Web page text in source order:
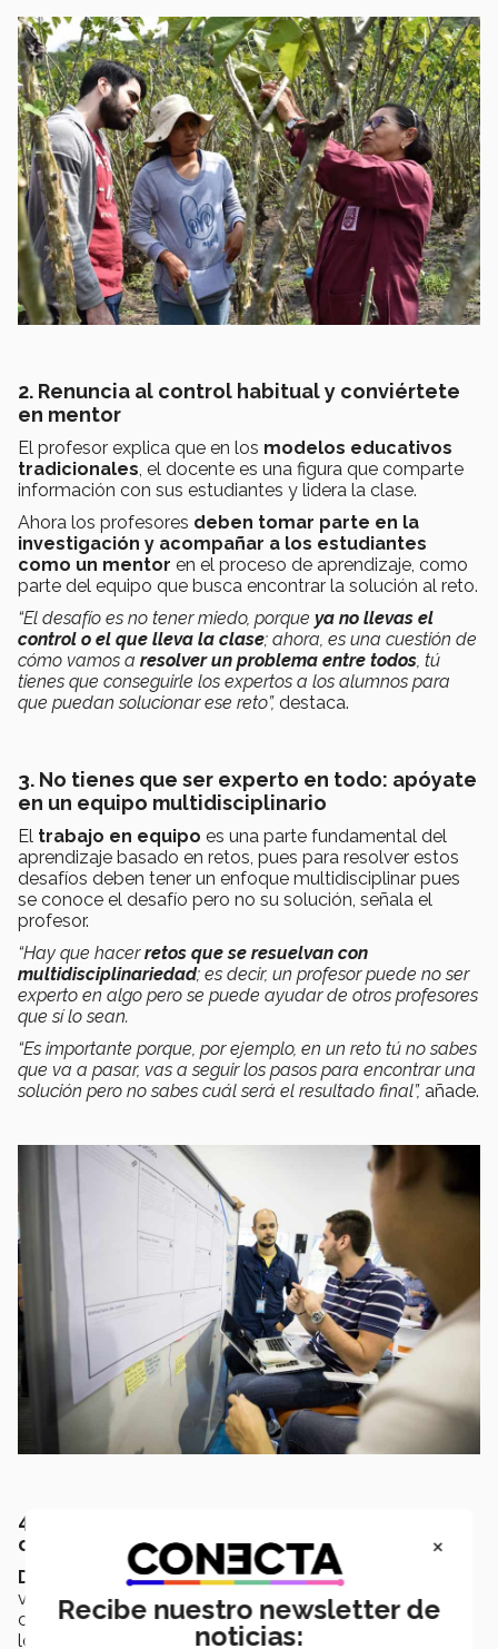
2. Renuncia al control habitual y conviértete
en mentor
El profesor explica que en los modelos educativos
tradicionales, el docente es una figura que comparte
información con sus estudiantes y lidera la clase.
Ahora los profesores deben tomar parte en la
investigación y acompañar a los estudiantes
como un mentor en el proceso de aprendizaje, como
parte del equipo que busca encontrar la solución al reto.
“El desafío es no tener miedo, porque ya no llevas el
control o el que lleva la clase; ahora, es una cuestión de
cómo vamos a resolver un problema entre todos, tú
tienes que conseguirle los expertos a los alumnos para
que puedan solucionar ese reto”, destaca.
3. No tienes que ser experto en todo: apóyate
en un equipo multidisciplinario
El trabajo en equipo es una parte fundamental del
aprendizaje basado en retos, pues para resolver estos
desafíos deben tener un enfoque multidisciplinar pues
se conoce el desafío pero no su solución, señala el
profesor.
“Hay que hacerretos que se resuelvan con
multidisciplinariedad; es decir, un profesor puede no ser
experto en algo pero se puede ayudar de otros profesores
que sí lo sean.
“Es importante porque, por ejemplo, en un reto tú no sabes
que va a pasar, vas a seguir los pasos para encontrar una
solución pero no sabes cuál será el resultado final”, añade.
4. Establece un plan para el trabajo
colaborativo
Diseña el esquema de trabajo para el reto
va a resolver; planea cómo se va a trabajar en equipo,
cuáles ideas se van a implementar y cuál va a ser la
logística que vas a seguir. Pese a que no se conoce el
×
Recibe nuestro newsletter de
noticias: